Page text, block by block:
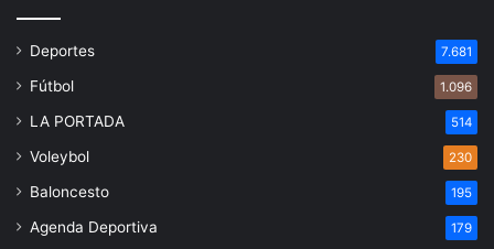
Deportes 7.681
Fútbol 1.096
LA PORTADA 514
Voleybol 230
Baloncesto 195
Agenda Deportiva 179